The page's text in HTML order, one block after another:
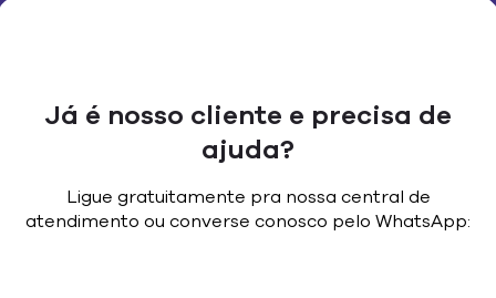
Já é nosso cliente e precisa de
ajuda?
Ligue gratuitamente pra nossa central de
atendimento ou converse conosco pelo WhatsApp: